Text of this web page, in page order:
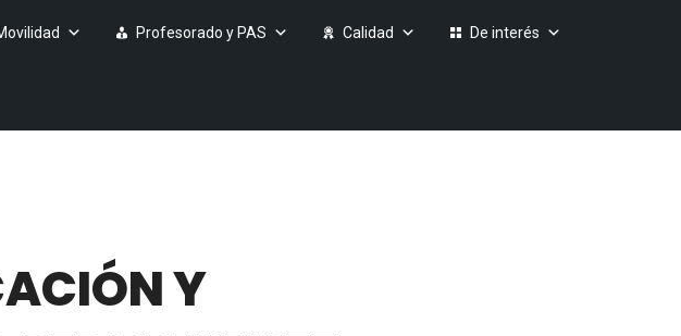
Profesorado y PAS Calidad De interés
Y